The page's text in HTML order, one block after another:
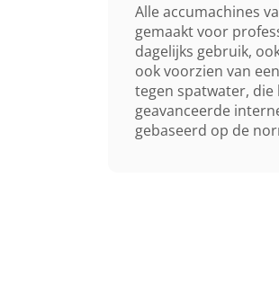
Alle accumachines
gemaakt voor
dagelijks gebruik,
ook voorzien van
tegen spatwater, die
geavanceerde
gebaseerd op de